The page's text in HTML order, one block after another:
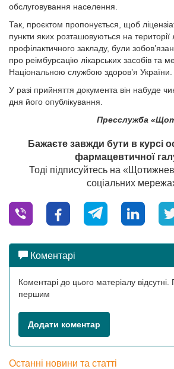
обслуговування населення.
Так, проєктом пропонується, щоб
пункти яких розташовуються на території
профілактичного закладу, були
про реімбурсацію лікарських засобів та
Національною службою здоров’я України.
У разі прийняття документа він набуде
дня його опублікування.
Пресслужба
Бажаєте завжди бути в курсі
фармацевтичної
Тоді підписуйтесь на
соціальних
Коментарі
Коментарі до цього матеріалу
першим
Додати коментар
Останні новини та статті